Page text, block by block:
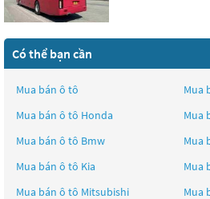
Có thể bạn cần
Mua bán ô tô Mua
Mua bán ô tô Honda Mua
Mua bán ô tô Bmw Mua
Mua bán ô tô Kia Mua
Mua bán ô tô Mitsubishi Mua